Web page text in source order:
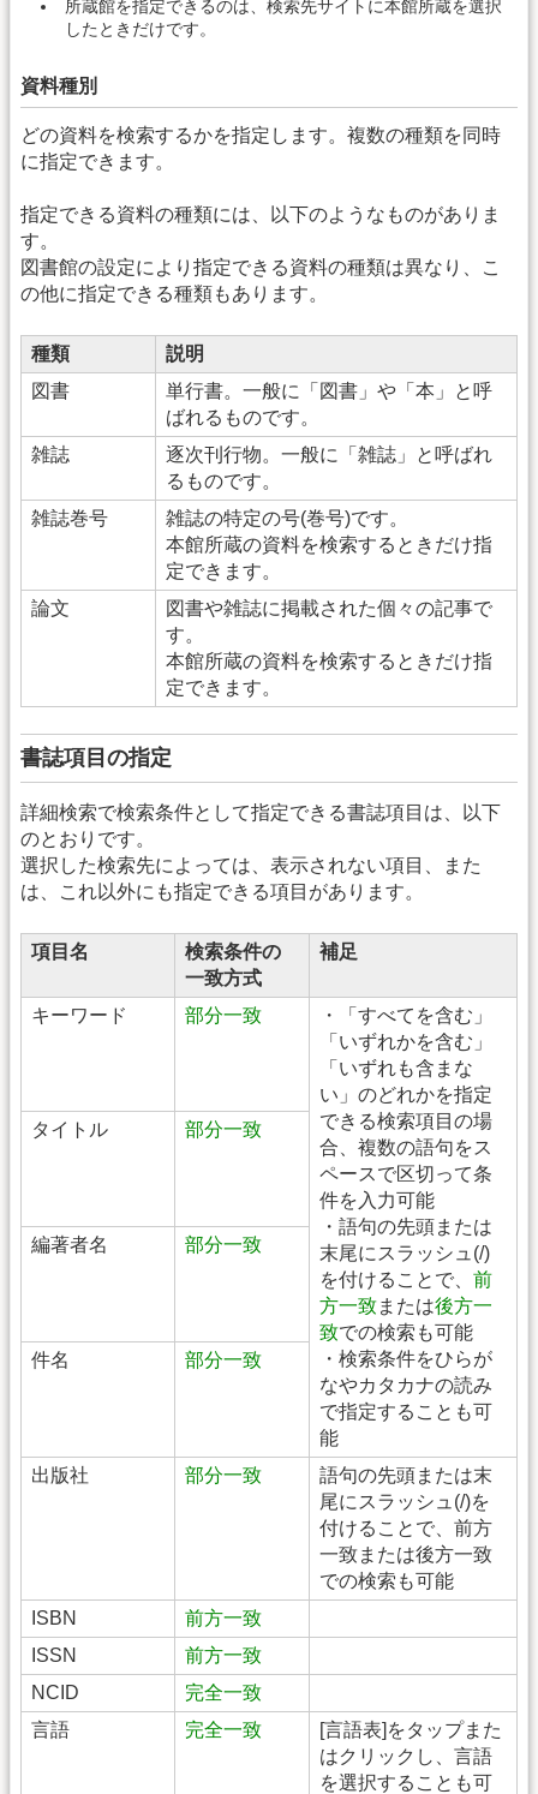
所蔵館を指定できるのは、検索先サイトに本館所蔵を選択
したときだけです。
資料種別
どの資料を検索するかを指定します。複数の種類を同時
に指定できます。
指定できる資料の種類には、以下のようなものがありま
す。
図書館の設定により指定できる資料の種類は異なり、こ
の他に指定できる種類もあります。
種類
説明
図書
単行書。一般に「図書」や「本」と呼
ばれるものです。
雑誌
逐次刊行物。一般に「雑誌」と呼ばれ
るものです。
雑誌巻号
雑誌の特定の号(巻号)です。
本館所蔵の資料を検索するときだけ指
定できます。
論文
図書や雑誌に掲載された個々の記事で
す。
本館所蔵の資料を検索するときだけ指
定できます。
書誌項目の指定
詳細検索で検索条件として指定できる書誌項目は、以下
のとおりです。
選択した検索先によっては、表示されない項目、また
は、これ以外にも指定できる項目があります。
項目名
検索条件の
一致方式
補足
キーワード 部分一致
・「すべてを含む」
「いずれかを含む」
「いずれも含まな
い」のどれかを指定
できる検索項目の場
合、複数の語句をス
ペースで区切って条
件を入力可能
・語句の先頭または
末尾にスラッシュ(/)
を付けることで、 前
方一致または後方一
致での検索も可能
・検索条件をひらが
なやカタカナの読み
で指定することも可
能
タイトル 部分一致
編著者名 部分一致
件名 部分一致
出版社 部分一致
語句の先頭または末
尾にスラッシュ(/)を
付けることで、前方
一致または後方一致
での検索も可能
ISBN
前方一致
ISSN
前方一致
NCID
完全一致
言語
完全一致
[言語表]をタップまた
はクリックし、言語
を選択することも可